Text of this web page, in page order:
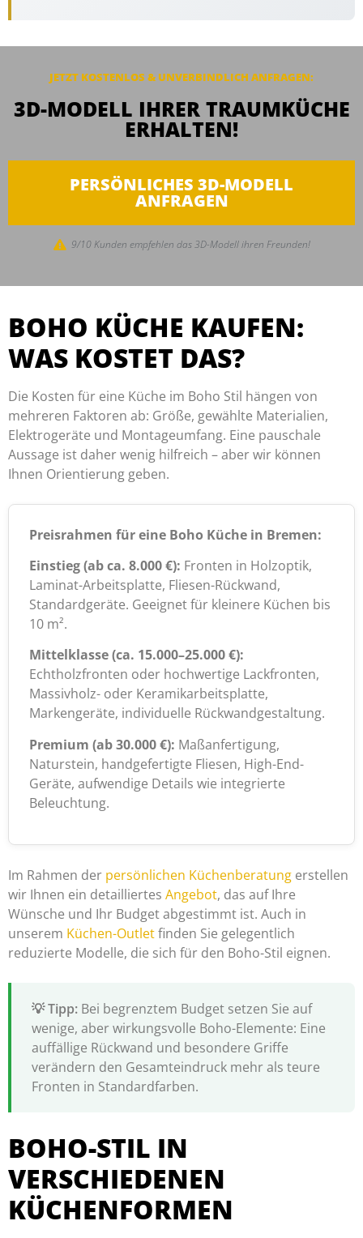
JETZT KOSTENLOS & UNVERBINDLICH ANFRAGEN:
3D-MODELL IHRER TRAUMKÜCHE
ERHALTEN!
PERSÖNLICHES 3D-MODELL
ANFRAGEN
9/10 Kunden empfehlen das 3D-Modell ihren Freunden!
BOHO KÜCHE KAUFEN:
WAS KOSTET DAS?
Die Kosten für eine Küche im Boho Stil hängen von
mehreren Faktoren ab: Größe, gewählte Materialien,
Elektrogeräte und Montageumfang. Eine pauschale
Aussage ist daher wenig hilfreich – aber wir können
Ihnen Orientierung geben.
Preisrahmen für eine Boho Küche in Bremen:
Einstieg (ab ca. 8.000 €): Fronten in Holzoptik,
Laminat-Arbeitsplatte, Fliesen-Rückwand,
Standardgeräte. Geeignet für kleinere Küchen bis
10 m².
Mittelklasse (ca. 15.000–25.000 €):
Echtholzfronten oder hochwertige Lackfronten,
Massivholz- oder Keramikarbeitsplatte,
Markengeräte, individuelle Rückwandgestaltung.
Premium (ab 30.000 €): Maßanfertigung,
Naturstein, handgefertigte Fliesen, High-End-
Geräte, aufwendige Details wie integrierte
Beleuchtung.
Im Rahmen der persönlichen Küchenberatung erstellen
wir Ihnen ein detailliertes Angebot, das auf Ihre
Wünsche und Ihr Budget abgestimmt ist. Auch in
unserem Küchen-Outletfinden Sie gelegentlich
reduzierte Modelle, die sich für den Boho-Stil eignen.
Bei begrenztem Budget setzen Sie auf
wenige, aber wirkungsvolle Boho-Elemente: Eine
auffällige Rückwand und besondere Griffe
verändern den Gesamteindruck mehr als teure
Fronten in Standardfarben.
BOHO-STIL IN
VERSCHIEDENEN
KÜCHENFORMEN